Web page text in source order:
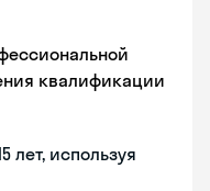
квалификации
лет, используя